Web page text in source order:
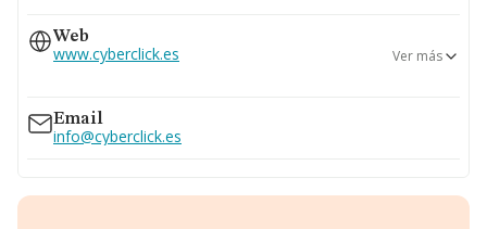
Web
www.cyberclick.es Ver más
Email
info@cyberclick.es